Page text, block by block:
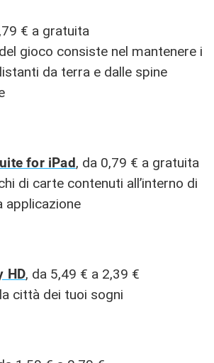
€ a gratuita
gioco consiste nel mantenere i
da terra e dalle spine
for iPad, da 0,79 € a gratuita
di carte contenuti all’interno di
applicazione
HD, da 5,49 € a 2,39 €
città dei tuoi sogni